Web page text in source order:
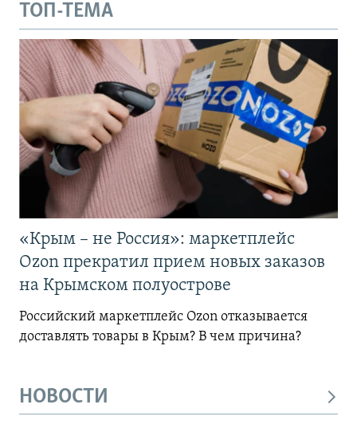
ТОП-ТЕМА
«Крым – не Россия»: маркетплейс
Ozon прекратил прием новых заказов
на Крымском полуострове
Российский маркетплейс Ozon отказывается
доставлять товары в Крым? В чем причина?
НОВОСТИ